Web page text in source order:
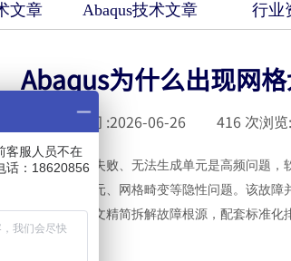
文章 Abaqus技术文章 行业
Abaqus为什么出现网
发布时间 :2026-06-26 416 次浏览:
中，网格划分失败、无法生成单元是高频问题，
无报错但无单元、网格畸变等隐性问题。该故
差四大类。本文精简拆解故障根源，配套标准化
客服人员不在
话：18620856